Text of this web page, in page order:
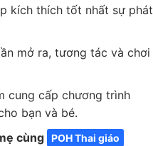
kích thích tốt nhất sự phát
mở ra, tương tác và chơi
cung cấp chương trình
bạn và bé.
cùng POH Thai giáo